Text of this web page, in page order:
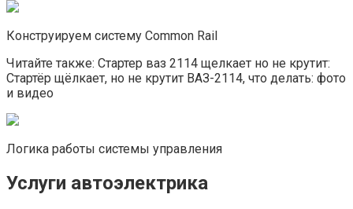
Конструируем систему Common Rail
Читайте также: Стартер ваз 2114 щелкает но не крутит:
Стартёр щёлкает, но не крутит ВАЗ-2114, что делать: фото
и видео
Логика работы системы управления
Услуги автоэлектрика